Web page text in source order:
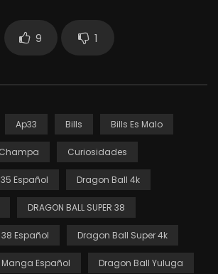
9 1
Ap33 Bills Bills Es Malo
Champa Curiosidades
Español Dragon Ball 4k
DRAGON BALL SUPER 38
Español Dragon Ball Super 4k
Español Dragon Ball Yuluga